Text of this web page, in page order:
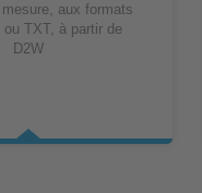
aux formats
TXT, à partir de
D2W